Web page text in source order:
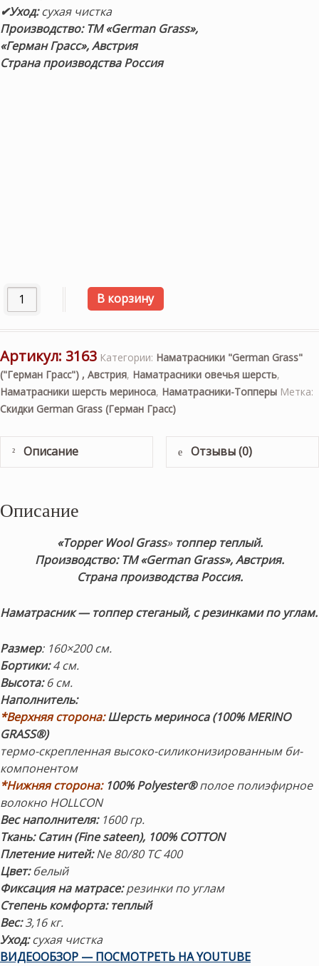
✔Уход:сухая чистка
Производство: ТМ «German Grass»,
«Герман Грасс», Австрия
Страна производства Россия
Количество товара Наматрасник-Топпер теплый
В корзину
Артикул: 3163 Категории: Наматрасники "German Grass"
("Герман Грасс") , Австрия, Наматрасники овечья шерсть,
Наматрасники шерсть мериноса, Наматрасники-Топперы Метка:
Скидки German Grass (Герман Грасс)
Описание Отзывы (0)
Описание
«Topper Wool Grass» топпер теплый.
Производство: ТМ «German Grass», Австрия.
Страна производства Россия.
Наматрасник — топпер стеганый, с резинками по углам.
Размер: 160×200 см.
Бортики:4 см.
Высота:6 см.
Наполнитель:
*Верхняя сторона:Шерсть мериноса (100% MERINO
GRASS®)
термо-скрепленная высоко-силиконизированным би-
компонентом
*Нижняя сторона: 100% Polyester®полое полиэфирное
волокно HOLLCON
Вес наполнителя:1600 гр.
Ткань: Сатин (Fine sateen), 100% COTТON
Плетение нитей:Ne 80/80 TC 400
Цвет:белый
Фиксация на матрасе:резинки по углам
Степень комфорта: теплый
Вес:3,16 кг.
Уход:сухая чистка
ВИДЕООБЗОР — ПОСМОТРЕТЬ НА YOUTUBE